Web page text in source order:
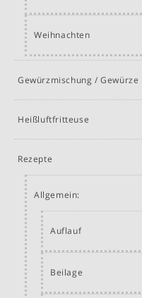
Weihnachten
Gewürzmischung / Gewürze
Heißluftfritteuse
Rezepte
Allgemein:
Auflauf
Beilage